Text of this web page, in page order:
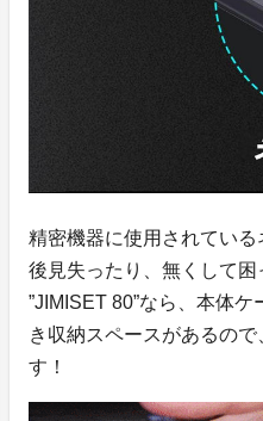
精密機器に使用されてい
後見失ったり、無くして困
”JIMISET 80”なら、本体
き収納スペースがあるの
す！